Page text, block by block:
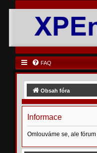
FAQ
Obsah fóra
Informace
Omlouváme se, ale